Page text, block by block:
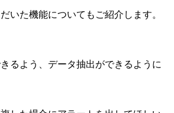
いた機能についてもご紹介します。
るよう、データ抽出ができるように